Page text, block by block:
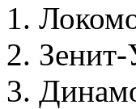
1.
2.
3.